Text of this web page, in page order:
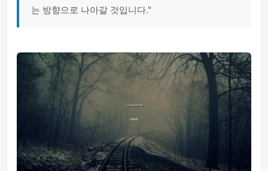
는 방향으로 나아갈 것입니다."